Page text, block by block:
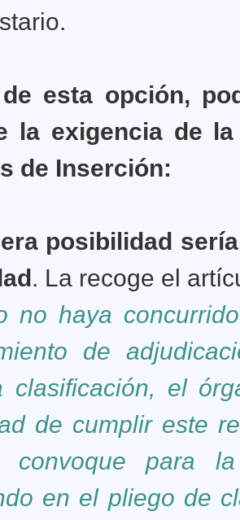
esta opción,
la exigencia de
de Inserción:
posibilidad
. La recoge el
no haya
de
clasificación, el
de cumplir este
convoque para la
en el pliego de